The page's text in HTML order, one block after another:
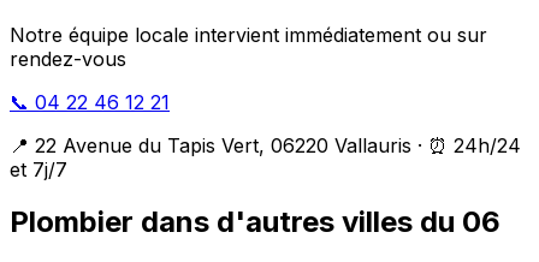
Notre équipe locale intervient immédiatement ou sur
rendez-vous
📞 04 22 46 12 21
📍 22 Avenue du Tapis Vert, 06220 Vallauris · ⏰ 24h/24
et 7j/7
Plombier dans d'autres villes du 06